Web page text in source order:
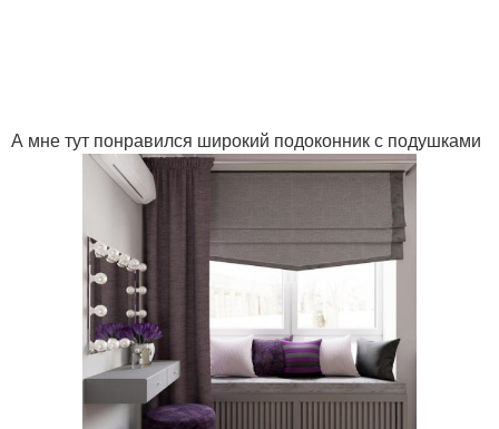
А мне тут понравился широкий подоконник с подушками